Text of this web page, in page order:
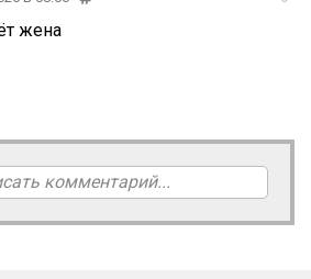
жена
комментарий...